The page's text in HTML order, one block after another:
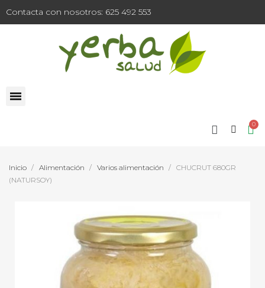
Contacta con nosotros: 625 492 553
Inicio Alimentación Varios alimentación
CHUCRUT 680GR
(NATURSOY)